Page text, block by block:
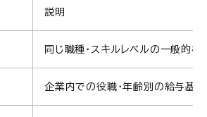
説明
同じ職種・スキルレベルの一般的な
企業内での役職・年齢別の給与基準